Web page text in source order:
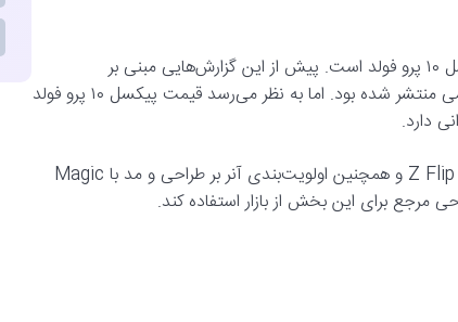
یکی از تصمیمات قیمت‌گذاری که ممکن است ناامیدکننده باشد، در مورد پیکسل ۱۰ پرو فولد است. پیش از این گزارش‌هایی مبنی بر
قیمت‌گذاری تهاجمی گوگل برای این گوشی تاشو با هدف جذب مخاطبان عمومی منتشر شده بود. اما به نظر می‌رسد قیمت پیکسل ۱۰ پرو فولد
با توجه به تمرکز روزافزون سامسونگ بر تجربه کاربری در گلکسی Z Fold7 و Z Flip 7 و همچنین اولویت‌بندی آنر بر طراحی و مد با Magic